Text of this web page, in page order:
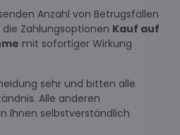
Anzahl von Betrugsfällen
Zahlungsoptionen Kauf auf
mit sofortiger Wirkung
sehr und bitten alle
Alle anderen
Ihnen selbstverständlich